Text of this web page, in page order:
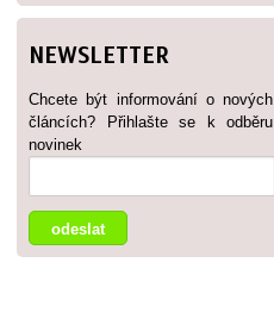
NEWSLETTER
Chcete být informování o nových
článcích? Přihlašte se k odběru
novinek